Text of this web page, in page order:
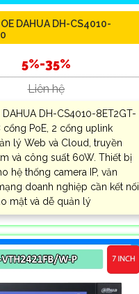
DAHUA DH-CS4010-
5%-35%
Liên hệ
DAHUA DH-CS4010-8ET2GT-
cổng PoE, 2 cổng uplink
lý Web và Cloud, truyền
và công suất 60W. Thiết bị
hệ thống camera IP, văn
doanh nghiệp cần kết nối
mật và dễ quản lý